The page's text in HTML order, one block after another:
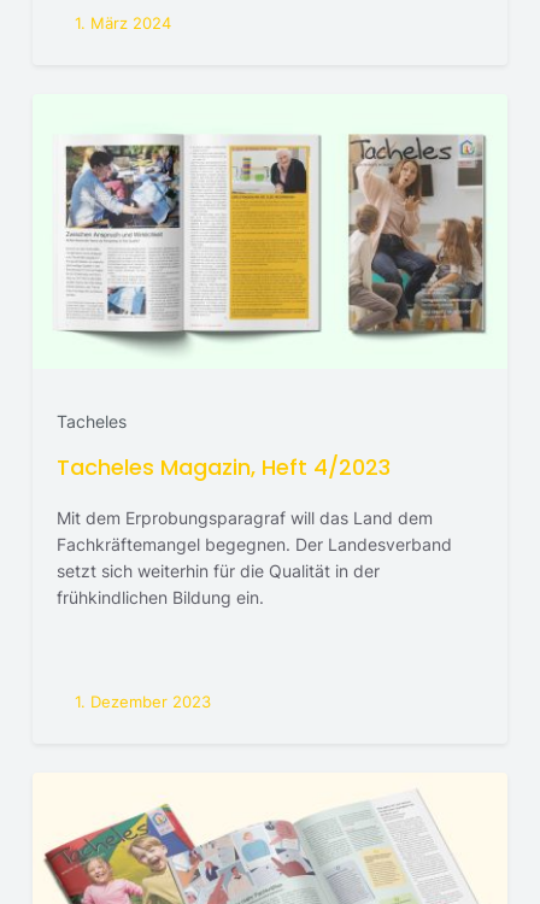
1. März 2024
Tacheles
Tacheles Magazin, Heft 4/2023
Mit dem Erprobungsparagraf will das Land dem
Fachkräftemangel begegnen. Der Landesverband
setzt sich weiterhin für die Qualität in der
frühkindlichen Bildung ein.
1. Dezember 2023